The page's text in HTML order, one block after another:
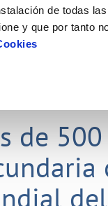
de todas
y que por tanto
datos bancarios
datos de domicilio
(Defensa del
ahorro
la sequía
en curso
de